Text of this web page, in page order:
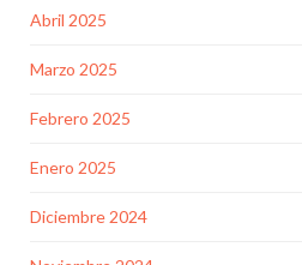
Abril 2025
Marzo 2025
Febrero 2025
Enero 2025
Diciembre 2024